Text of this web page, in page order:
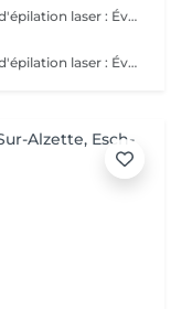
Démarches à suivre avant votre séance d'épilation laser : Évitez l'exposition au soleil : Évitez toute exposition directe au soleil ou aux UV artificiels pendant au moins deux semaines avant votre séance. Utilisez un écran solaire si vous devez sortir. Rasez les zones à traiter : Rasez les zones à épiler 24 à 48 heures avant votre rendez-vous. Ne vous épilez pas à la cire ou à la pince à épiler, car cela enlève la racine du poil que le laser cible. Évitez les crèmes et lotions : N'appliquez pas de crèmes, lotions, parfums ou déodorants sur les zones à traiter le jour de votre séance. Évitez les traitements irritants : Évitez les traitements de peau irritants comme les peelings chimiques ou les crèmes à base de rétinol une semaine avant votre rendez-vous. Signalez toute médication : Informez-nous de toute médication ou traitement que vous suivez, car certains médicaments peuvent augmenter la sensibilité de la peau au laser. Hydratez votre peau : Assurez-vous que votre peau est bien hydratée, mais ne mettez pas de produits hydratants le jour de la séance. Merci et à très bientôt. Cordialement, L'équipe de DF Divine Beauty,
Démarches à suivre avant votre séance d'épilation laser : Évitez l'exposition au soleil : Évitez toute exposition directe au soleil ou aux UV artificiels pendant au moins deux semaines avant votre séance. Utilisez un écran solaire si vous devez sortir. Rasez les zones à traiter : Rasez les zones à épiler 24 à 48 heures avant votre rendez-vous. Ne vous épilez pas à la cire ou à la pince à épiler, car cela enlève la racine du poil que le laser cible. Évitez les crèmes et lotions : N'appliquez pas de crèmes, lotions, parfums ou déodorants sur les zones à traiter le jour de votre séance. Évitez les traitements irritants : Évitez les traitements de peau irritants comme les peelings chimiques ou les crèmes à base de rétinol une semaine avant votre rendez-vous. Signalez toute médication : Informez-nous de toute médication ou traitement que vous suivez, car certains médicaments peuvent augmenter la sensibilité de la peau au laser. Hydratez votre peau : Assurez-vous que votre peau est bien hydratée, mais ne mettez pas de produits hydratants le jour de la séance. Merci et à très bientôt. Cordialement, L'équipe de DF Divine Beauty,